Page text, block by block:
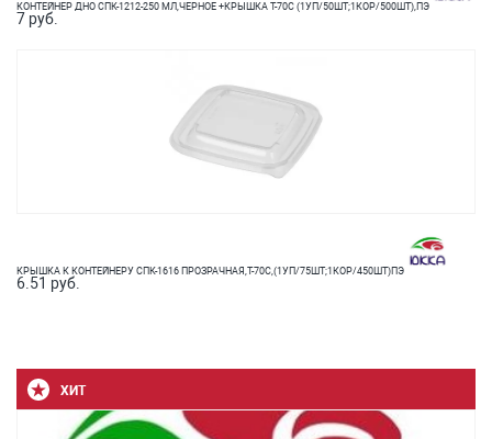
КОНТЕЙНЕР ДНО СПК-1212-250 МЛ,ЧЕРНОЕ +КРЫШКА T-70C (1УП/50ШТ;1КОР/500ШТ),ПЭ
7 руб.
КРЫШКА К КОНТЕЙНЕРУ СПК-1616 ПРОЗРАЧНАЯ,T-70С,(1УП/75ШТ;1КОР/450ШТ)ПЭ
6.51 руб.
ХИТ